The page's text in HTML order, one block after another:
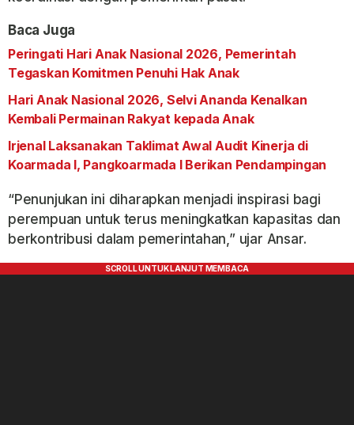
Baca Juga
Peringati Hari Anak Nasional 2026, Pemerintah
Tegaskan Komitmen Penuhi Hak Anak
Hari Anak Nasional 2026, Selvi Ananda Kenalkan
Kembali Permainan Rakyat kepada Anak
Irjenal Laksanakan Taklimat Awal Audit Kinerja di
Koarmada I, Pangkoarmada I Berikan Pendampingan
“Penunjukan ini diharapkan menjadi inspirasi bagi
perempuan untuk terus meningkatkan kapasitas dan
berkontribusi dalam pemerintahan,” ujar Ansar.